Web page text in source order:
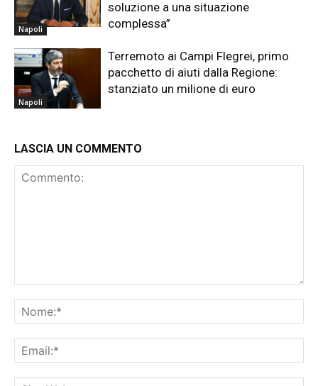
Napoli
soluzione a una situazione
complessa”
Napoli
Terremoto ai Campi Flegrei, primo
pacchetto di aiuti dalla Regione:
stanziato un milione di euro
LASCIA UN COMMENTO